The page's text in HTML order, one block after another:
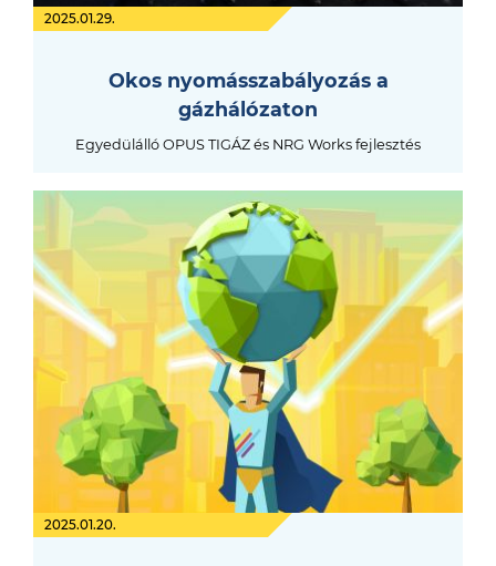
2025.01.29.
Okos nyomásszabályozás a
gázhálózaton
Egyedülálló OPUS TIGÁZ és NRG Works fejlesztés
2025.01.20.